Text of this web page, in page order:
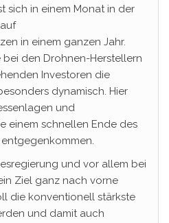
sich in einem Monat in der
in einem ganzen Jahr.
den Drohnen-Herstellern
Investoren die
dynamisch. Hier
und
einem schnellen Ende des
und vor allem bei
Ziel ganz nach vorne
die konventionell stärkste
und damit auch